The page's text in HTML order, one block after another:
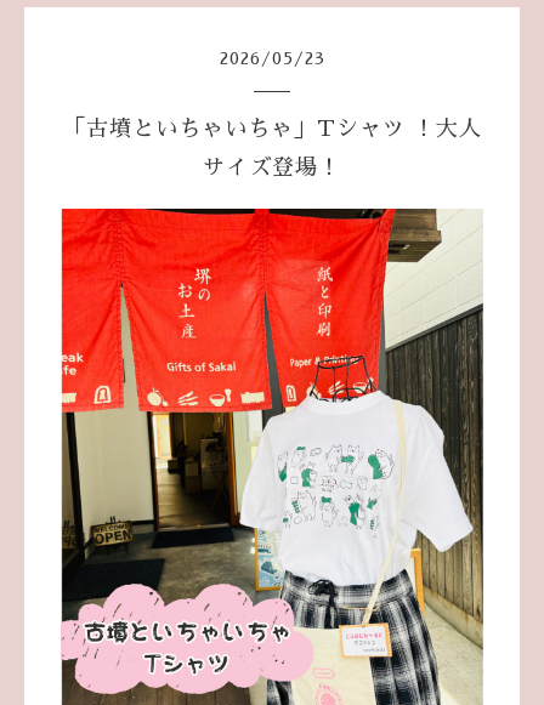
2026 /05 /23
「古墳といちゃいちゃ」Tシャツ ！大人
サイズ登場！